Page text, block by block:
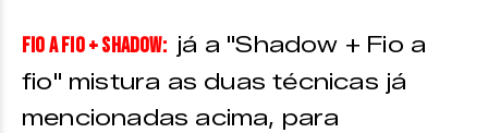
FIO A FIO + SHADOW: já a "Shadow + Fio a
fio" mistura as duas técnicas já
mencionadas acima, para